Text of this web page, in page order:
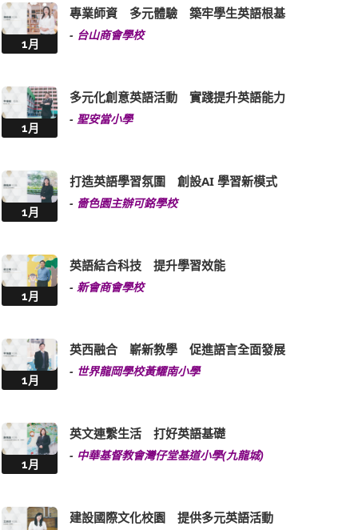
1月
專業師資 多元體驗 築牢學生英語根基
- 台山商會學校
1月
多元化創意英語活動 實踐提升英語能力
- 聖安當小學
1月
打造英語學習氛圍 創設AI 學習新模式
- 嗇色園主辦可銘學校
1月
英語結合科技 提升學習效能
- 新會商會學校
1月
英西融合 嶄新教學 促進語言全面發展
- 世界龍岡學校黃耀南小學
1月
英文連繫生活 打好英語基礎
- 中華基督教會灣仔堂基道小學(九龍城)
建設國際文化校園 提供多元英語活動